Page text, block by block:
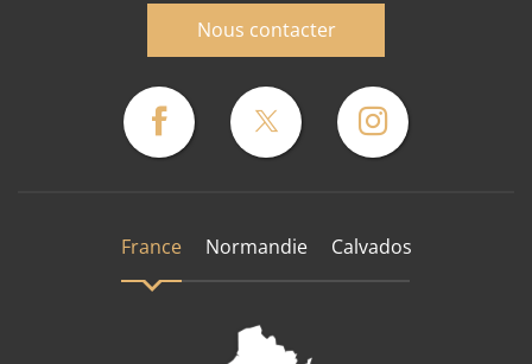
Nous contacter
France Normandie Calvados